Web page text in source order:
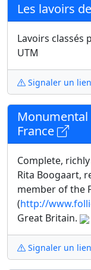
Les lavoirs
Lavoirs classés
UTM
Signaler un
Monumental
France
Complete,
Rita Boogaart,
member of the
(http://
Great Britain.
Signaler un